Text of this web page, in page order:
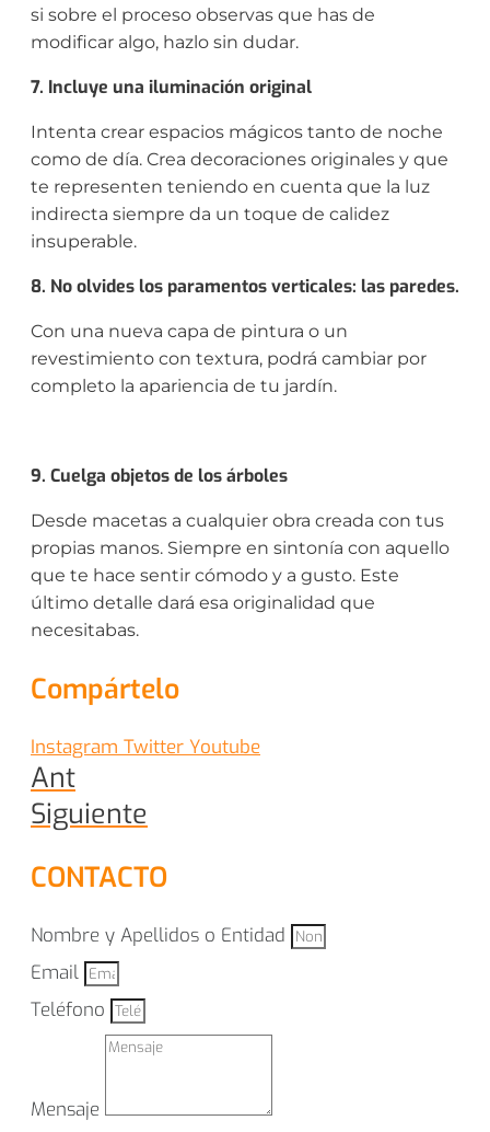
si sobre el proceso observas que has de
modificar algo, hazlo sin dudar.
7. Incluye una iluminación original
Intenta crear espacios mágicos tanto de noche
como de día. Crea decoraciones originales y que
te representen teniendo en cuenta que la luz
indirecta siempre da un toque de calidez
insuperable.
8. No olvides los paramentos verticales: las paredes.
Con una nueva capa de pintura o un
revestimiento con textura, podrá cambiar por
completo la apariencia de tu jardín.
9. Cuelga objetos de los árboles
Desde macetas a cualquier obra creada con tus
propias manos. Siempre en sintonía con aquello
que te hace sentir cómodo y a gusto. Este
último detalle dará esa originalidad que
necesitabas.
Compártelo
Instagram Twitter Youtube
Ant
Siguiente
CONTACTO
Nombre y Apellidos o Entidad
Email
Teléfono
Mensaje